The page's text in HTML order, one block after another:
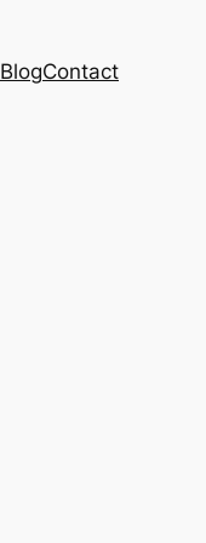
BlogContact